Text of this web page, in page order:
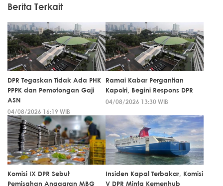
Berita Terkait
DPR Tegaskan Tidak Ada PHK
PPPK dan Pemotongan Gaji
ASN
04/08/2026 16:19 WIB
Ramai Kabar Pergantian
Kapolri, Begini Respons DPR
04/08/2026 13:30 WIB
Komisi IX DPR Sebut
Pemisahan Anggaran MBG
Insiden Kapal Terbakar, Komisi
V DPR Minta Kemenhub